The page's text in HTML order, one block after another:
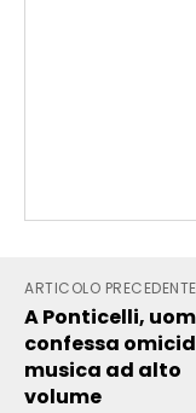
ARTICOLO PRECEDENTE
A Ponticelli,
confessa
musica ad alto
volume